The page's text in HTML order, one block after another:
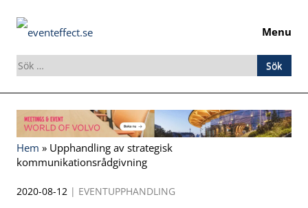
Menu
Sök
efter:
Skip
to
content
Hem » Upphandling av strategisk
kommunikationsrådgivning
2020-08-12 | EVENTUPPHANDLING